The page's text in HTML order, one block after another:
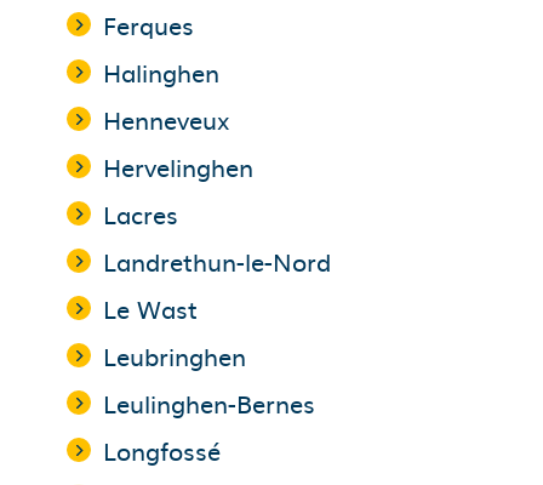
Ferques
Halinghen
Henneveux
Hervelinghen
Lacres
Landrethun-le-Nord
Le Wast
Leubringhen
Leulinghen-Bernes
Longfossé